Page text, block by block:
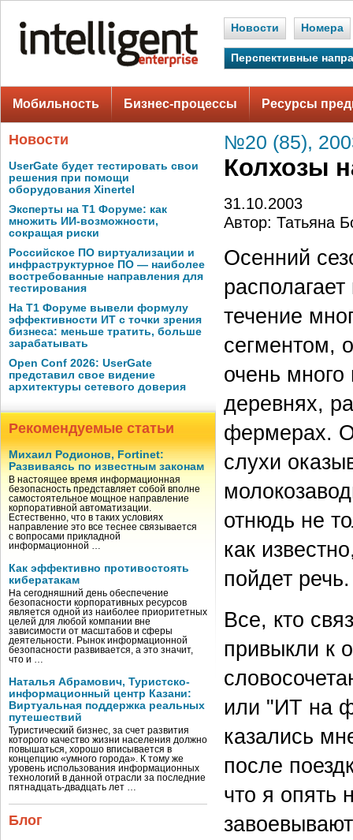
Новости Номера
Перспективные
Мобильность Бизнес-процессы Ресурсы
Новости
UserGate будет тестировать свои
решения при помощи
оборудования Xinertel
Эксперты на Т1 Форуме: как
множить ИИ-возможности,
сокращая риски
Российское ПО виртуализации и
инфраструктурное ПО — наиболее
востребованные направления для
тестирования
На Т1 Форуме вывели формулу
эффективности ИТ с точки зрения
бизнеса: меньше тратить, больше
зарабатывать
Open Conf 2026: UserGate
представил свое видение
архитектуры сетевого доверия
Рекомендуемые статьи
Михаил Родионов, Fortinet:
Развиваясь по известным законам
В настоящее время информационная
безопасность представляет собой вполне
самостоятельное мощное направление
корпоративной автоматизации.
Естественно, что в таких условиях
направление это все теснее связывается
с вопросами прикладной
информационной …
Как эффективно противостоять
кибератакам
На сегодняшний день обеспечение
безопасности корпоративных ресурсов
является одной из наиболее приоритетных
целей для любой компании вне
зависимости от масштабов и сферы
деятельности. Рынок информационной
безопасности развивается, а это значит,
что и …
Наталья Абрамович, Туристско-
информационный центр Казани:
Виртуальная поддержка реальных
путешествий
Туристический бизнес, за счет развития
которого качество жизни населения должно
повышаться, хорошо вписывается в
концепцию «умного города». К тому же
уровень использования информационных
технологий в данной отрасли за последние
пятнадцать-двадцать лет …
Блог
№20 (85),
Колхозы
31.10.2003
Автор: Татьяна
Осенний
течение
сегментом,
очень
деревнях,
фермерах.
слухи
отнюдь не
как
пойдет речь.
Все, кто
привыкли к
или "ИТ на
казались
после
что я опять